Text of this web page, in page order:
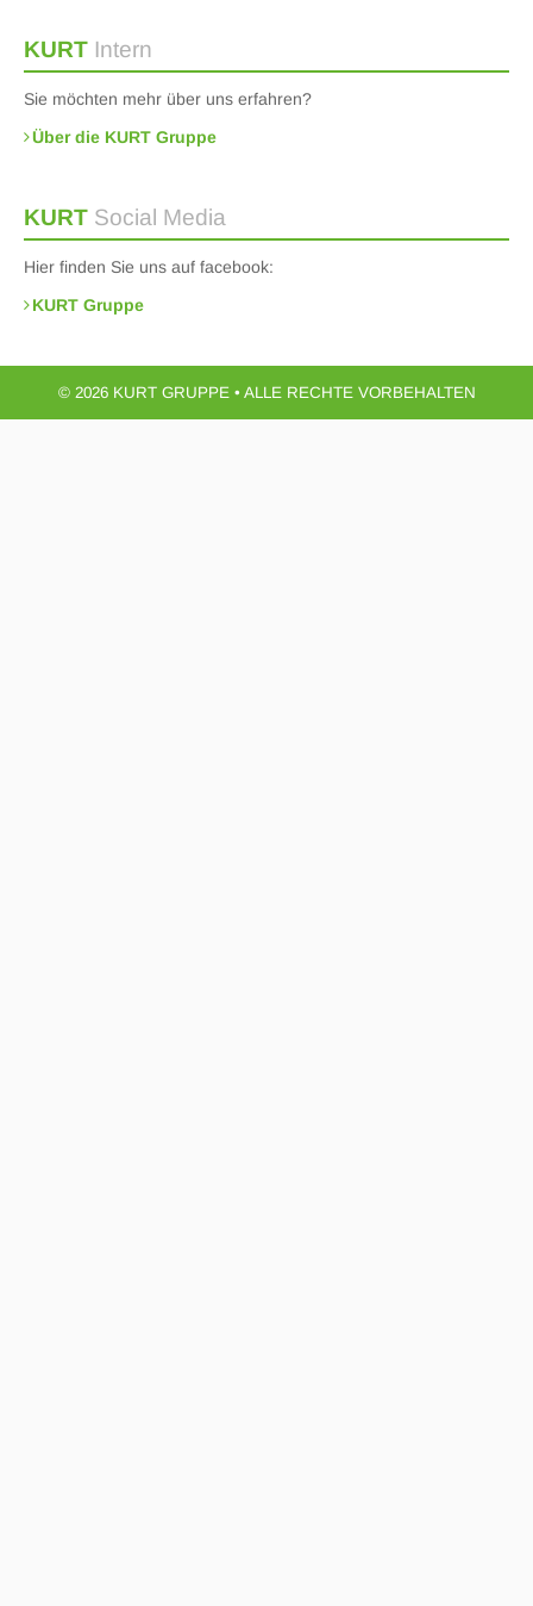
KURT Intern
Sie möchten mehr über uns erfahren?
Über die KURT Gruppe
KURT Social Media
Hier finden Sie uns auf facebook:
KURT Gruppe
© 2026 KURT GRUPPE • ALLE RECHTE VORBEHALTEN